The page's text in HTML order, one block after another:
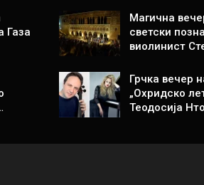
Газа
Магична
светски
виолинист
Грчка вечер
„Охридско
Теодосија